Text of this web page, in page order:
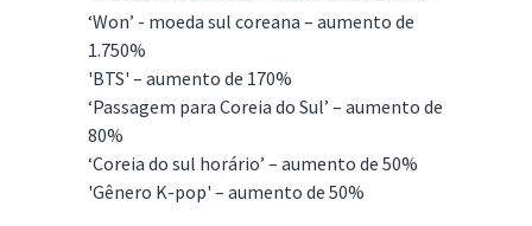
‘Won’ - moeda sul coreana – aumento de
1.750%
'BTS' – aumento de 170%
‘Passagem para Coreia do Sul’ – aumento de
80%
‘Coreia do sul horário’ – aumento de 50%
'Gênero K-pop' – aumento de 50%